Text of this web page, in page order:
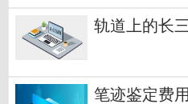
轨道上的长
笔迹鉴定费